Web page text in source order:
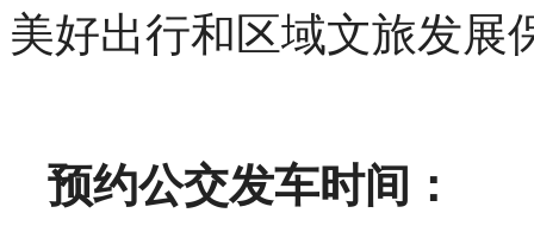
美好出行和区域文旅发展
预约公交发车时间：